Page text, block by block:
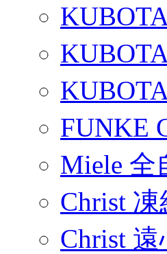
FUNKE
Miele 全
Christ
Christ